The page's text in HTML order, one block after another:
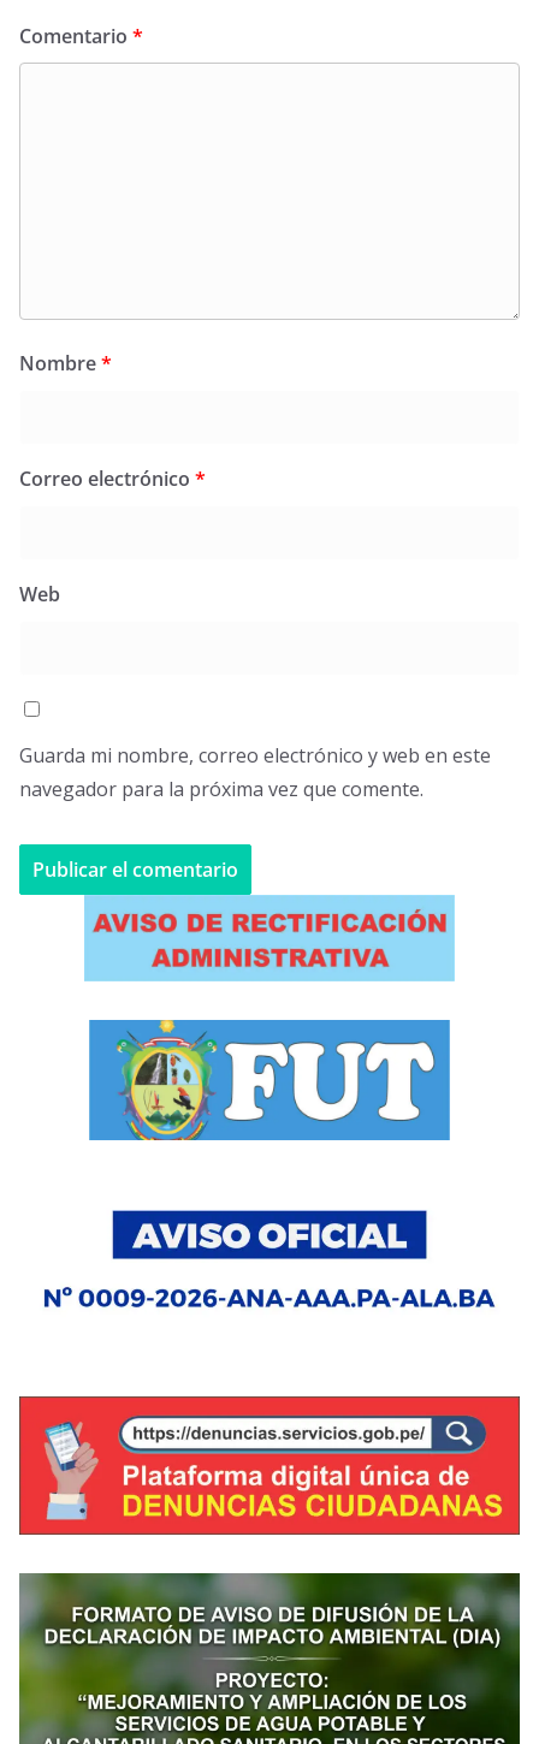
Comentario *
Nombre*
Correo electrónico *
Web
Guarda mi nombre, correo electrónico y web en este
navegador para la próxima vez que comente.